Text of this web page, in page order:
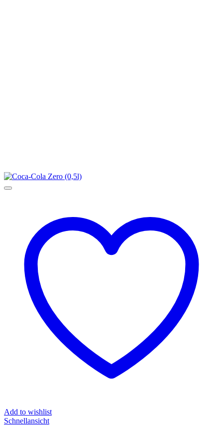
Add to wishlist
Schnellansicht